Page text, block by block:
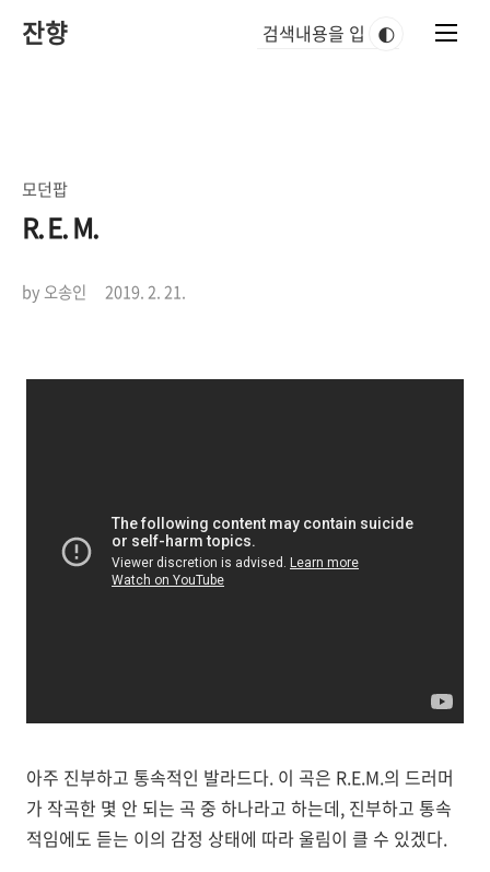
잔향 🌓
모던팝
R. E. M.
by 오송인 2019. 2. 21.
아주 진부하고 통속적인 발라드다. 이 곡은 R.E.M.의 드러머
가 작곡한 몇 안 되는 곡 중 하나라고 하는데, 진부하고 통속
적임에도 듣는 이의 감정 상태에 따라 울림이 클 수 있겠다.